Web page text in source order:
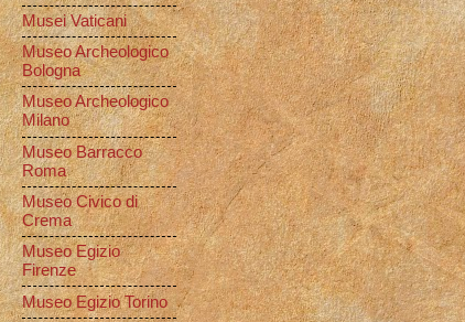
Musei Vaticani
Museo Archeologico
Bologna
Museo Archeologico
Milano
Museo Barracco
Roma
Museo Civico di
Crema
Museo Egizio
Firenze
Museo Egizio Torino